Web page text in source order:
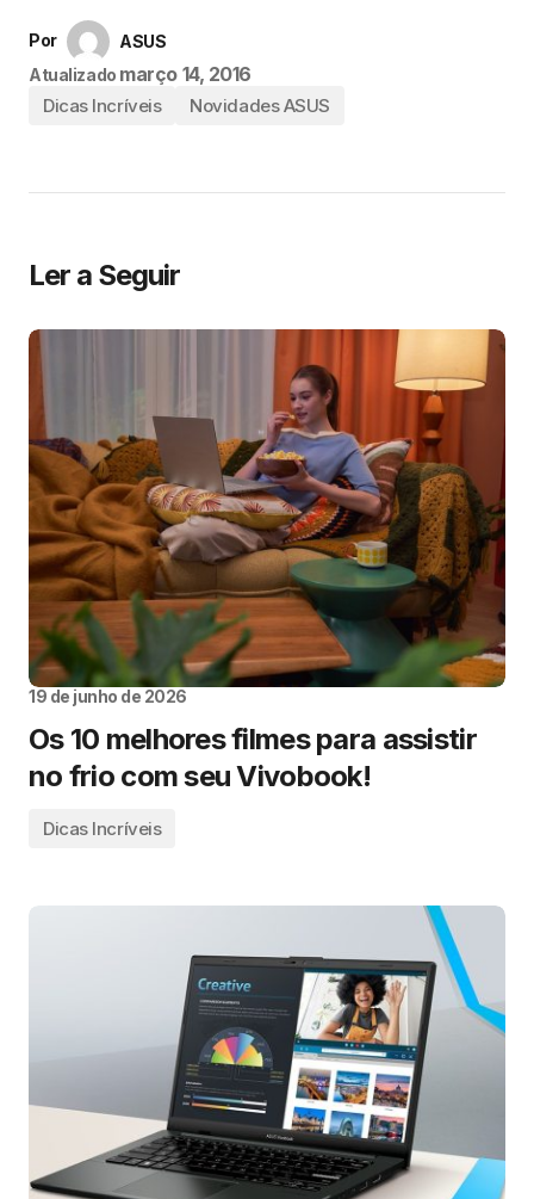
Por
ASUS
Atualizado março 14, 2016
Dicas Incríveis Novidades ASUS
Ler a Seguir
19 de junho de 2026
Os 10 melhores filmes para assistir
no frio com seu Vivobook!
Dicas Incríveis